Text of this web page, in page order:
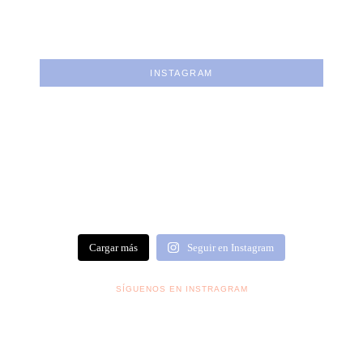
INSTAGRAM
Cargar más Seguir en Instagram
SÍGUENOS EN INSTRAGRAM